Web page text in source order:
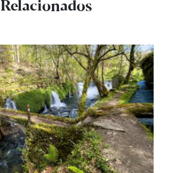
Relacionados